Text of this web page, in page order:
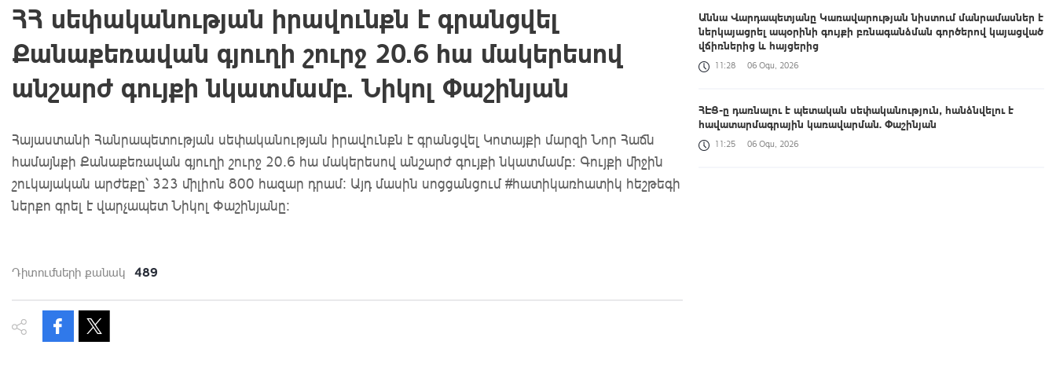
ՀՀ սեփականության իրավունքն է գրանցվել
Քանաքեռավան գյուղի շուրջ 20.6 հա մակերեսով
անշարժ գույքի նկատմամբ. Նիկոլ Փաշինյան
Հայաստանի Հանրապետության սեփականության իրավունքն է գրանցվել Կոտայքի մարզի Նոր Հաճն
համայնքի Քանաքեռավան գյուղի շուրջ 20.6 հա մակերեսով անշարժ գույքի նկատմամբ: Գույքի միջին
շուկայական արժեքը՝ 323 միլիոն 800 հազար դրամ: Այդ մասին սոցցանցում #հատիկառհատիկ հեշթեգի
ներքո գրել է վարչապետ Նիկոլ Փաշինյանը:
Դիտումների քանակ 489
Աննա Վարդապետյանը Կառավարության նիստում մանրամասներ է
ներկայացրել ապօրինի գույքի բռնագանձման գործերով կայացված
վճիռներից և հայցերից
11:28 06 Օգս, 2026
ՀԷՑ-ը դառնալու է պետական սեփականություն, հանձնվելու է
հավատարմագրային կառավարման. Փաշինյան
11:25 06 Օգս, 2026